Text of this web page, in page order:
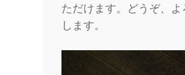
ただけます。どうぞ、
します。